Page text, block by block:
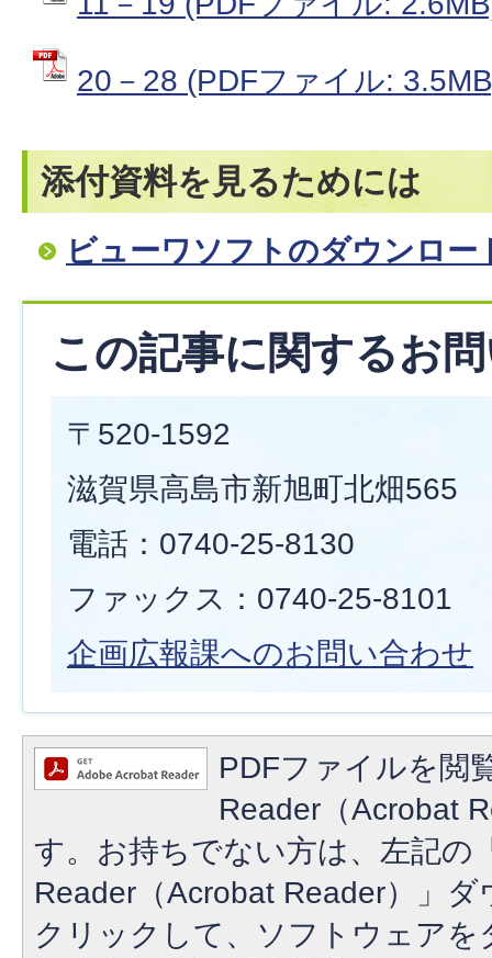
20－28 (PDFファイル:
添付資料を見るためには
ビューワソフトのダウンロー
この記事に関するお
〒520-1592
滋賀県高島市新旭町北畑565
電話：0740-25-8130
ファックス：0740-25-8101
企画広報課へのお問い合わせ
PDFファイルを閲
Reader（Acrobat
す。お持ちでない方は、左記の
Reader（Acrobat Reader）」
クリックして、ソフトウェア